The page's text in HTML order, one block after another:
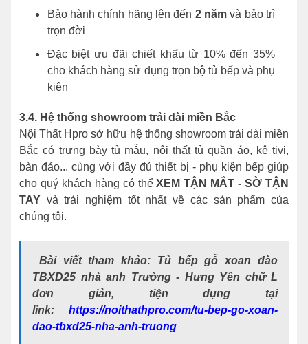
Bảo hành chính hãng lên đến 2 năm và bảo trì
trọn đời
Đặc biệt ưu đãi chiết khấu từ 10% đến 35%
cho khách hàng sử dụng trọn bộ tủ bếp và phụ
kiện
3.4. Hệ thống showroom trải dài miền Bắc
Nội Thất Hpro sở hữu hệ thống showroom trải dài miền
Bắc có trưng bày tủ mẫu, nội thất tủ quần áo, kệ tivi,
bàn đảo... cùng với đầy đủ thiết bị - phụ kiện bếp giúp
cho quý khách hàng có thểXEM TẬN MẮT - SỜ TẬN
TAY và trải nghiệm tốt nhất về các sản phẩm của
chúng tôi.
Bài viết tham khảo: Tủ bếp gỗ xoan đào
TBXD25 nhà anh Trường - Hưng Yên chữ L
đơn giản, tiện dụng tại
link: https://noithathpro.com/tu-bep-go-xoan-
dao-tbxd25-nha-anh-truong